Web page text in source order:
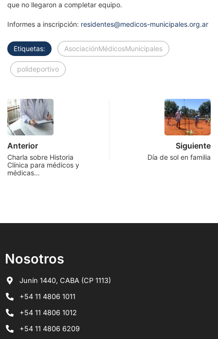
que no llegaron a completar equipo.
Informes a inscripción: residentes@medicos-municipales.org.ar
Etiquetas: AsociaciónMédicosMunicipales
polideportivo
Anterior
Charla sobre Historia
Clínica para médicos y
médicas…
Siguiente
Día de sol en familia
Nosotros
Junín 1440, CABA (CP 1113)
+54 11 4806 1011
+54 11 4806 1012
+54 11 4806 6209